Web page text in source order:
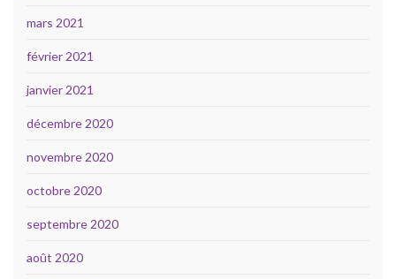
mars 2021
février 2021
janvier 2021
décembre 2020
novembre 2020
octobre 2020
septembre 2020
août 2020